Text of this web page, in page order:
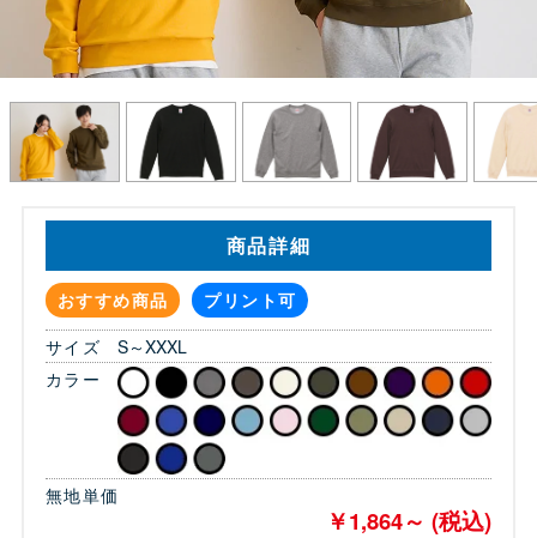
商品詳細
おすすめ商品
プリント可
サイズ
S～XXXL
カラー
無地単価
￥1,864～ (税込)